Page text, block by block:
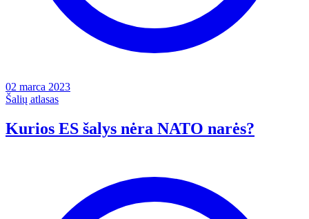
02 marca 2023
Šalių atlasas
Kurios ES šalys nėra NATO narės?